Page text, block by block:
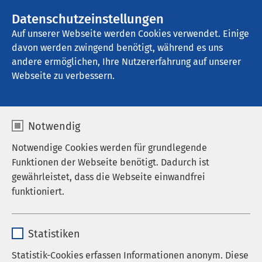
Datenschutzeinstellungen
Auf unserer Webseite werden Cookies verwendet. Einige
davon werden zwingend benötigt, während es uns
andere ermöglichen, Ihre Nutzererfahrung auf unserer
Webseite zu verbessern.
Notwendig
Notwendige Cookies werden für grundlegende
Funktionen der Webseite benötigt. Dadurch ist
gewährleistet, dass die Webseite einwandfrei
funktioniert.
Anbieter sgalinski
Statistiken
Statistik-Cookies erfassen Informationen anonym. Diese
AMEOS Seeklinikum Brunnen - Ambulante
Dienste
Angehörigengruppe
2026
14.10.2026